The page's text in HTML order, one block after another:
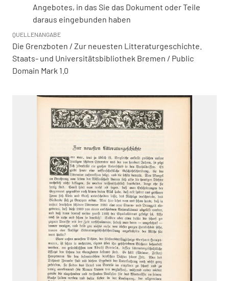
Angebotes, in das Sie das Dokument oder Teile
daraus eingebunden haben
QUELLENANGABE
Die Grenzboten / Zur neuesten Litteraturgeschichte.
Staats- und Universitätsbibliothek Bremen / Public
Domain Mark 1.0